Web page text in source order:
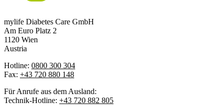
mylife Diabetes Care GmbH
Am Euro Platz 2
1120 Wien
Austria
Hotline: 0800 300 304
Fax: +43 720 880 148
Für Anrufe aus dem Ausland:
Technik-Hotline: +43 720 882 805